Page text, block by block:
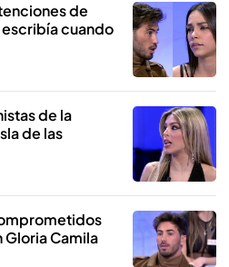
de
cuando
de la
de las
Camila